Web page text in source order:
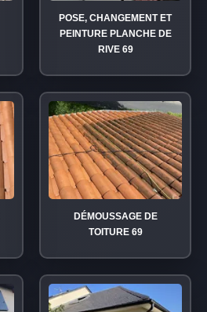
POSE, CHANGEMENT ET
PEINTURE PLANCHE DE
RIVE 69
DÉMOUSSAGE DE
TOITURE 69